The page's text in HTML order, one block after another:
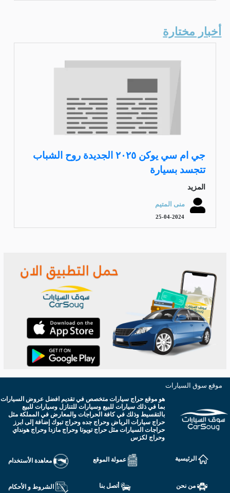
أخبار مختارة
جي ام سي يوكن ٢٠٢٥ الجديدة روح الشباب
تتجسد بسيارة
المزيد
منى المتيم
25-04-2024
موقع سوق السيارات
هو موقع حراج سيارات متخصص في تقديم افضل عروض السيارات
بما في ذلك سيارات للبيع وسيارات للتنازل وسيارات للبيع
بالتقسيط وذلك في كافة الحراجات والمعارض في المملكة مثل
حراج سيارات الرياض وحراج جده وحراج تبوك إضافة إلى ابرز
حراجات السيارات مثل حراج تويوتا وحراج مازدا وحراج هونداي
وحراج لكزس
معاهدة الأستخدام عمولة الموقع
من نحن